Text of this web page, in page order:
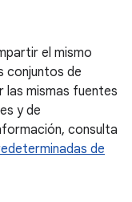
el mismo
conjuntos de
las mismas fuentes
y de
consulta
de